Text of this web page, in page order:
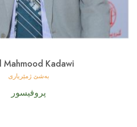
Mahmood Kadawi
بەشێ ژمێریاری
پروفیسور